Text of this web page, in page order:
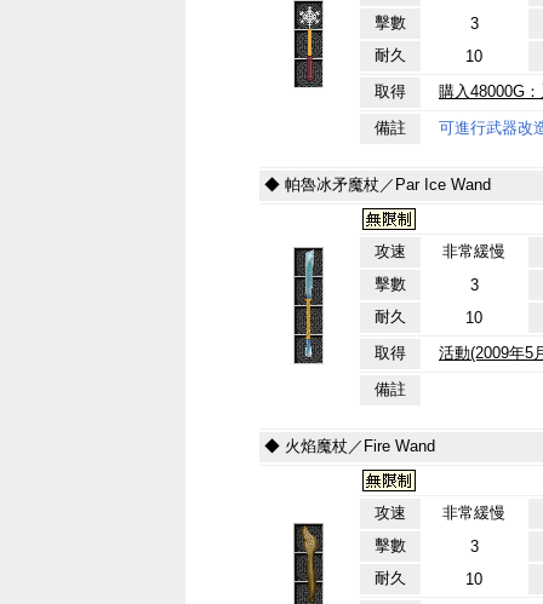
擊數
3
耐久
10
取得
購入48000G
備註
可進行武器改
◆ 帕魯冰矛魔杖／Par Ice Wand
攻速
非常緩慢
擊數
3
耐久
10
取得
活動(2009年5
備註
◆ 火焰魔杖／Fire Wand
攻速
非常緩慢
擊數
3
耐久
10